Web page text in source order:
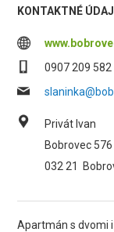
KONTAKTNÉ
0907 209 582
Privát Ivan
Bobrovec 576
032 21
Apartmán s dvomi